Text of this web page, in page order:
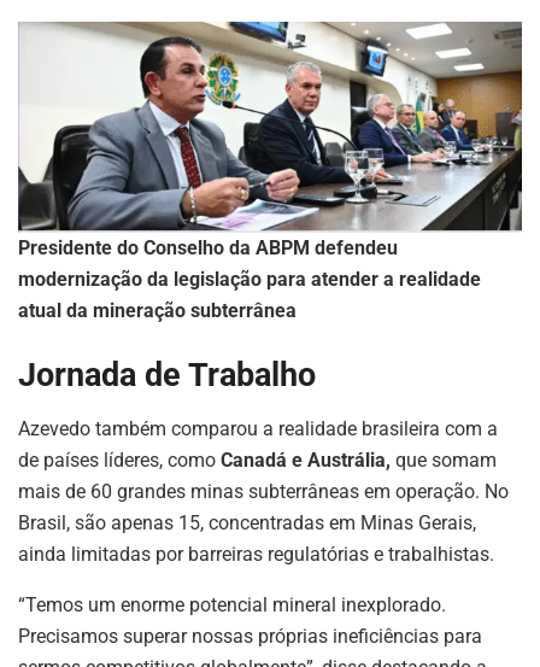
Presidente do Conselho da ABPM defendeu
modernização da legislação para atender a realidade
atual da mineração subterrânea
Jornada de Trabalho
Azevedo também comparou a realidade brasileira com a
de países líderes, como Canadá e Austrália, que somam
mais de 60 grandes minas subterrâneas em operação. No
Brasil, são apenas 15, concentradas em Minas Gerais,
ainda limitadas por barreiras regulatórias e trabalhistas.
“Temos um enorme potencial mineral inexplorado.
Precisamos superar nossas próprias ineficiências para